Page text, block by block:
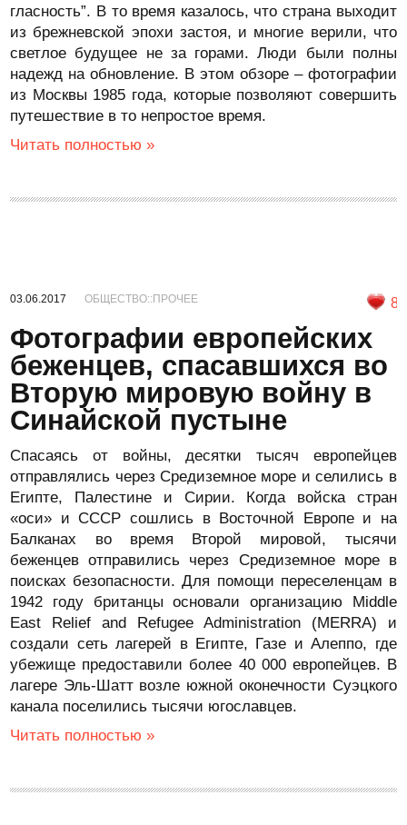
гласность”. В то время казалось, что страна выходит
из брежневской эпохи застоя, и многие верили, что
светлое будущее не за горами. Люди были полны
надежд на обновление. В этом обзоре – фотографии
из Москвы 1985 года, которые позволяют совершить
путешествие в то непростое время.
Читать полностью »
03.06.2017 ОБЩЕСТВО::ПРОЧЕЕ 8
Фотографии европейских
беженцев, спасавшихся во
Вторую мировую войну в
Синайской пустыне
Спасаясь от войны, десятки тысяч европейцев
отправлялись через Средиземное море и селились в
Египте, Палестине и Сирии. Когда войска стран
«оси» и СССР сошлись в Восточной Европе и на
Балканах во время Второй мировой, тысячи
беженцев отправились через Средиземное море в
поисках безопасности. Для помощи переселенцам в
1942 году британцы основали организацию Middle
East Relief and Refugee Administration (MERRA) и
создали сеть лагерей в Египте, Газе и Алеппо, где
убежище предоставили более 40 000 европейцев. В
лагере Эль-Шатт возле южной оконечности Суэцкого
канала поселились тысячи югославцев.
Читать полностью »